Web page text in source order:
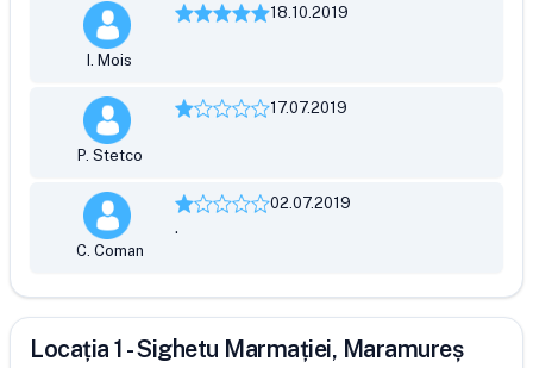
I. Mois
18.10.2019
P. Stetco
17.07.2019
C. Coman
02.07.2019
.
Locația 1 - Sighetu Marmației, Maramureș